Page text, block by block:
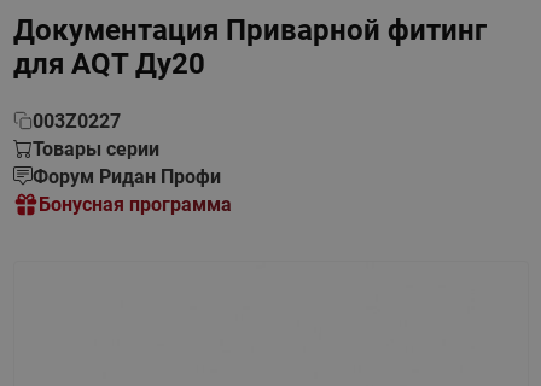
Документация Приварной фитинг
для AQT Ду20
003Z0227
Товары серии
Форум Ридан Профи
Бонусная программа